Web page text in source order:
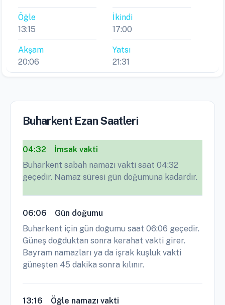
Öğle
13:15
İkindi
17:00
Akşam
20:06
Yatsı
21:31
Buharkent Ezan Saatleri
04:32
İmsak vakti
Buharkent sabah namazı vakti saat 04:32
geçedir. Namaz süresi gün doğumuna kadardır.
06:06
Gün doğumu
Buharkent için gün doğumu saat 06:06 geçedir.
Güneş doğduktan sonra kerahat vakti girer.
Bayram namazları ya da işrak kuşluk vakti
güneşten 45 dakika sonra kılınır.
13:16
Öğle namazı vakti